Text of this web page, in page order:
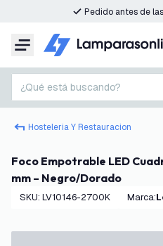
Pedido antes de
Menú
¿Qué está buscando?
Hosteleria Y Restauracion
Foco Empotrable LED Cuadrado – 3W - 2700K – 81
mm – Negro/Dorado
SKU: LV10146-2700K Marca: